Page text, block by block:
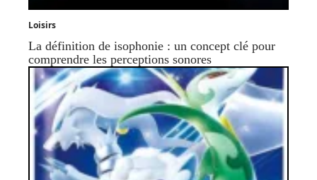
Loisirs
La définition de isophonie : un concept clé pour
comprendre les perceptions sonores